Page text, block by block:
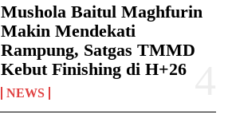
Mushola Baitul Maghfurin
Makin Mendekati
Rampung, Satgas TMMD
Kebut Finishing di H+26
NEWS